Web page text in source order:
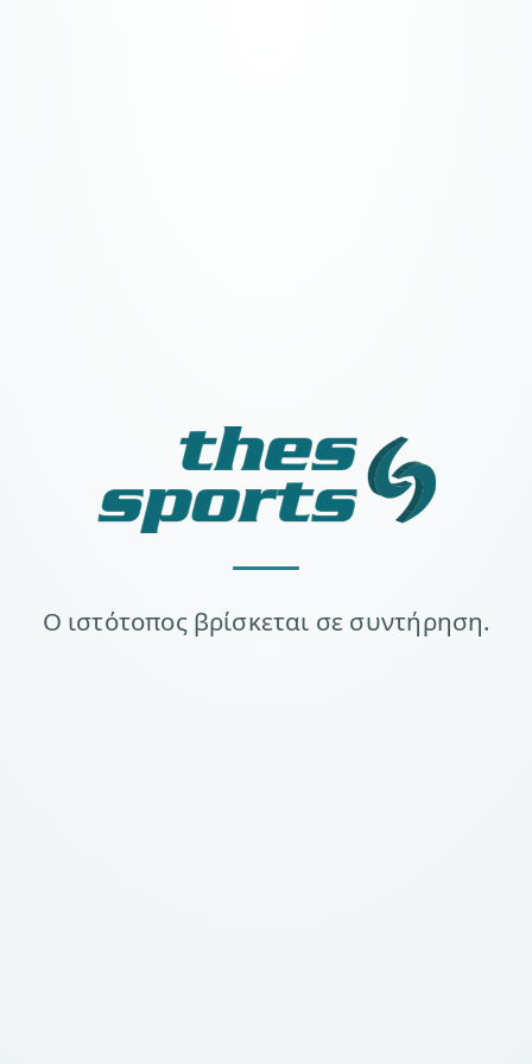
Ο ιστότοπος βρίσκεται σε συντήρηση.